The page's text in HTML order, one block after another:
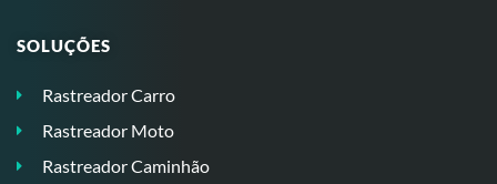
SOLUÇÕES
Rastreador Carro
Rastreador Moto
Rastreador Caminhão